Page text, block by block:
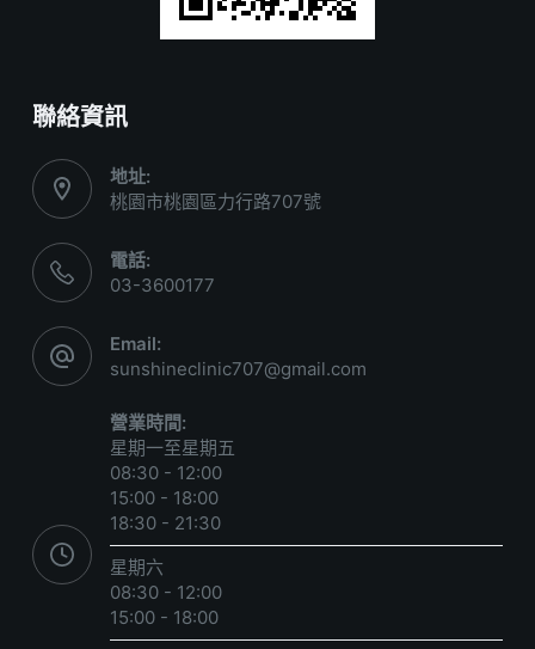
聯絡資訊
地址:
桃園市桃園區力行路707號
電話:
03-3600177
Email:
sunshineclinic707@gmail.com
營業時間:
星期一至星期五
08:30 - 12:00
15:00 - 18:00
18:30 - 21:30
星期六
08:30 - 12:00
15:00 - 18:00